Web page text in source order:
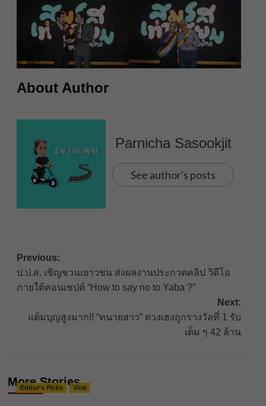
About Author
Parnicha Sasookjit
See author's posts
Post
navigation
Previous:
ป.ป.ส. เชิญชวนเยาวชน ส่งผลงานประกวดคลิป วิดีโอ
ภายใต้คอนเซปต์ “How to say no to Yaba ?”
Next:
แต้มบุญสูงมาก!! “ทนายสาว” ดวงเฮงถูกรางวัลที่ 1 รับ
เต็ม ๆ 42 ล้าน
More Stories
Editor's Picks Viral